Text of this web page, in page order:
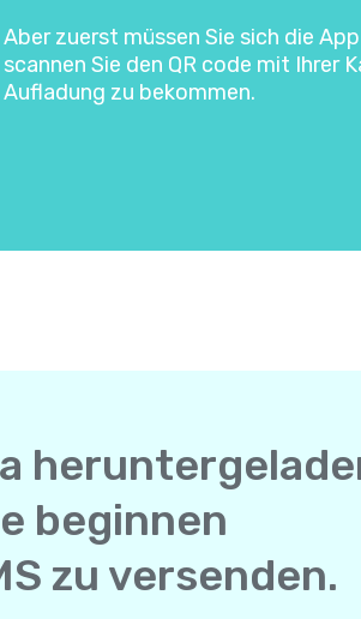
Aber zuerst müssen Sie sich die
scannen Sie den QR code mit Ihrer
Aufladung zu bekommen.
beginnen
zu versenden.